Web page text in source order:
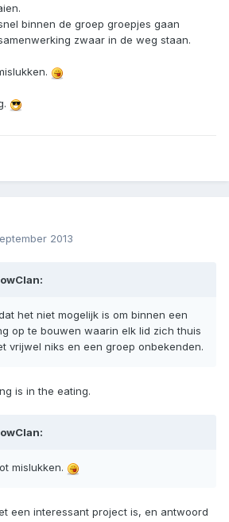
binnen de groep groepjes gaan
zwaar in de weg staan.
2013
het niet mogelijk is om binnen een
op te bouwen waarin elk lid zich thuis
vrijwel niks en een groep onbekenden.
is in the eating.
mislukken.
een interessant project is, en antwoord